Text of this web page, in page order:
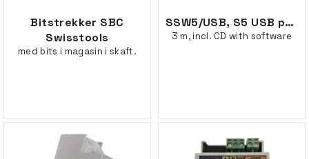
Bitstrekker SBC
Swisstools
med bits i magasin i skaft.
SSW5/USB, S5 USB programming cable,
3 m, incl. CD with software